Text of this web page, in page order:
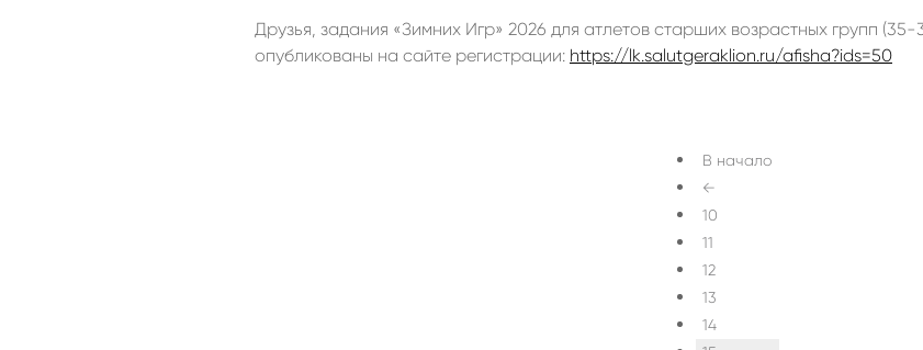
Друзья, задания «Зимних Игр» 2026 для атлетов старших возрастных групп
опубликованы на сайте регистрации: https://lk.salutgeraklion.ru/afisha?ids=50
В начало
←
10
11
12
13
14